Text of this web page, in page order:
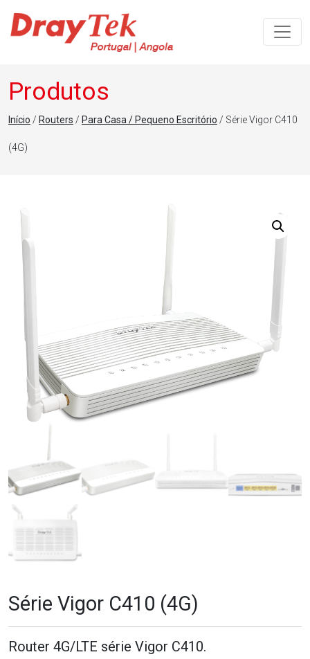
Navegação principal
Produtos
Início / Routers / Para Casa / Pequeno Escritório / Série Vigor C410
(4G)
Série Vigor C410 (4G)
Router 4G/LTE série Vigor C410.